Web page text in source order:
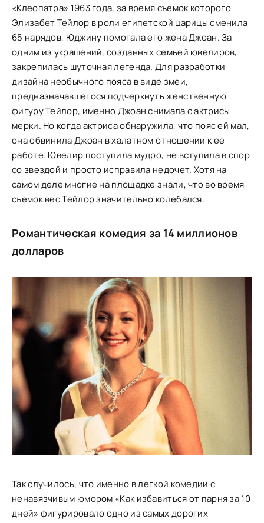
«Клеопатра» 1963 года, за время съемок которого
Элизабет Тейлор в роли египетской царицы сменила
65 нарядов, Юджину помогала его жена Джоан. За
одним из украшений, созданных семьей ювелиров,
закрепилась шуточная легенда. Для разработки
дизайна необычного пояса в виде змеи,
предназначавшегося подчеркнуть женственную
фигуру Тейлор, именно Джоан снимала с актрисы
мерки. Но когда актриса обнаружила, что пояс ей мал,
она обвинила Джоан в халатном отношении к ее
работе. Ювелир поступила мудро, не вступила в спор
со звездой и просто исправила недочет. Хотя на
самом деле многие на площадке знали, что во время
съемок вес Тейлор значительно колебался.
Романтическая комедия за 14 миллионов
долларов
Так случилось, что именно в легкой комедии с
ненавязчивым юмором «Как избавиться от парня за 10
дней» фигурировало одно из самых дорогих